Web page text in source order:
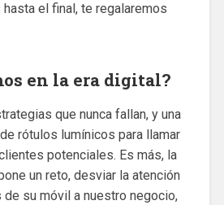
el final, te regalaremos
en la era digital?
que nunca fallan, y una
rótulos lumínicos para llamar
potenciales. Es más, la
un reto, desviar la atención
su móvil a nuestro negocio,